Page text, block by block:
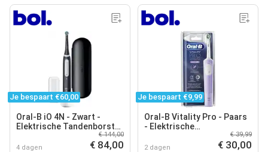
Je bespaart €60,00
Oral-B iO 4N - Zwart -
Elektrische Tandenborstel
- Ontworpen Door Braun
4 dagen
€ 144,00
€ 84,00
Je bespaart €9,99
Oral-B Vitality Pro - Paars
- Elektrische
Ontworpen door Braun
2 dagen
€ 39,99
€ 30,00